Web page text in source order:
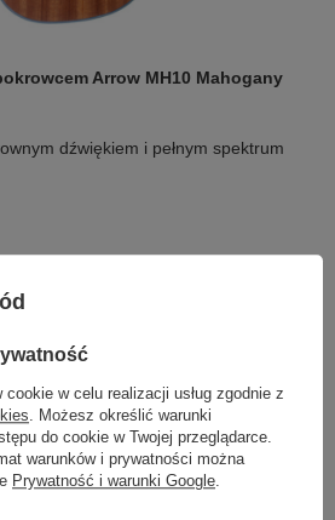
Arrow MH10 Mahogany
dźwiękiem i pełnym spektrum
model godny uwagi jako ukulele na
drewna, oferuje jasne i czyste
akordów i technik gry na
w celu realizacji usług zgodnie z
. Możesz określić warunki
do cookie w Twojej przeglądarce.
warunków i prywatności można
Prywatność i warunki Google